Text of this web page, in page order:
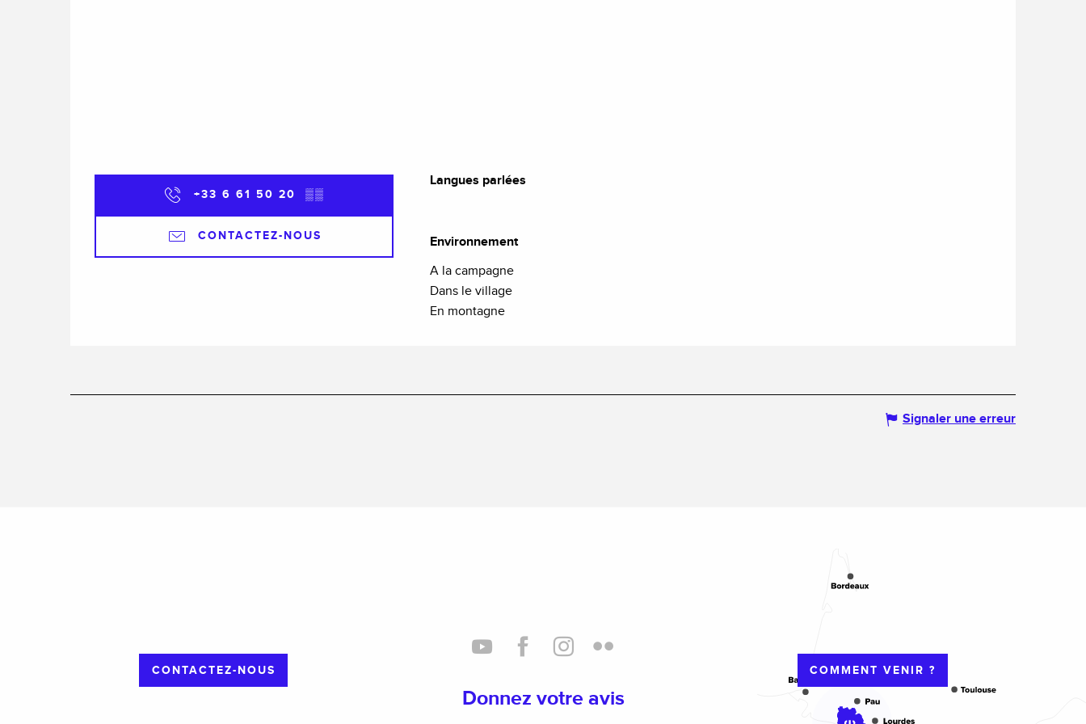
+33 6 61 50 20 ▒▒
CONTACTEZ-NOUS
Langues parlées
Langues parlées
Environnement
Environnement
A la campagne
Dans le village
En montagne
Signaler une erreur
CONTACTEZ-NOUS
Donnez votre avis
COMMENT VENIR ?